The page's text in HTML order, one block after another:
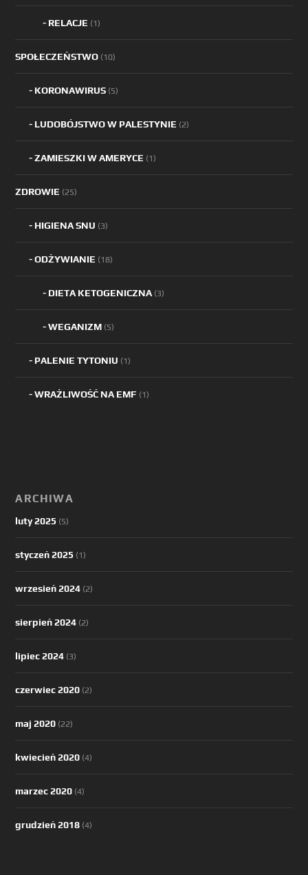
RELACJE (1)
SPOŁECZEŃSTWO (10)
KORONAWIRUS (5)
LUDOBÓJSTWO W PALESTYNIE (2)
ZAMIESZKI W AMERYCE (1)
ZDROWIE (25)
HIGIENA SNU (3)
ODŻYWIANIE (18)
DIETA KETOGENICZNA(3)
WEGANIZM (5)
PALENIE TYTONIU (1)
WRAŻLIWOŚĆ NA EMF (1)
ARCHIWA
luty 2025 (5)
styczeń 2025 (1)
wrzesień 2024 (2)
sierpień 2024 (2)
lipiec 2024 (3)
czerwiec 2020 (2)
maj 2020 (22)
kwiecień 2020 (4)
marzec 2020 (4)
grudzień 2018 (4)